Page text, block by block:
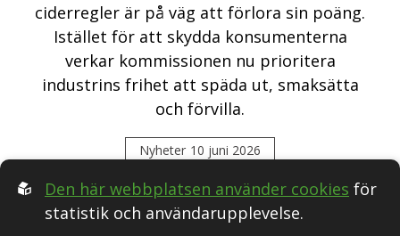
ciderregler är på väg att förlora sin poäng.
Istället för att skydda konsumenterna
verkar kommissionen nu prioritera
industrins frihet att späda ut, smaksätta
och förvilla.
Nyheter 10 juni 2026
Följ oss i Sociala medier:
Den här webbplatsen använder cookies för
statistik och användarupplevelse.